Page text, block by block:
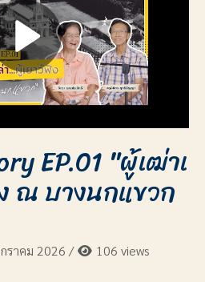
EP.01 "ผู้เฒ่าเ
ณ บางนกแขวก
ราคม 2026 /
106 views